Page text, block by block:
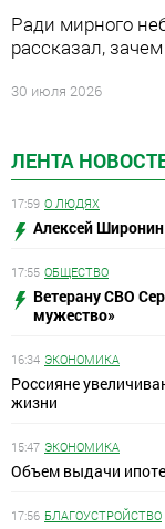
ЛЕНТА
17:59 О ЛЮДЯХ
Алексей
17:55 ОБЩЕСТВО
Ветерану СВО
мужество»
16:34 ЭКОНОМИКА
Россияне
жизни
15:47 ЭКОНОМИКА
Объем выдачи
17:56 БЛАГОУСТРОЙСТВО
Ради мирного
рассказал,
30 июля 2026